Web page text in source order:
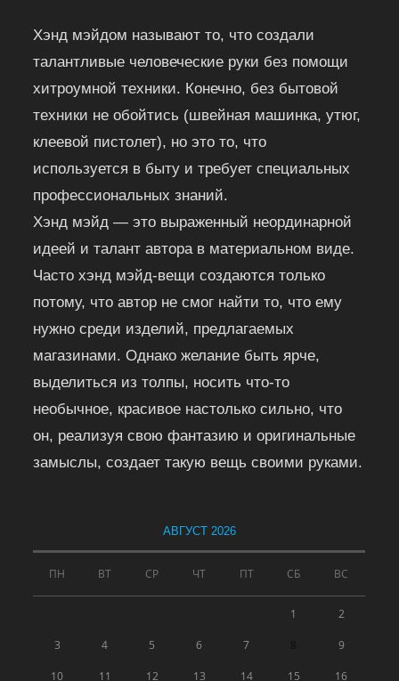
Хэнд мэйдом называют то, что создали
талантливые человеческие руки без помощи
хитроумной техники. Конечно, без бытовой
техники не обойтись (швейная машинка, утюг,
клеевой пистолет), но это то, что
используется в быту и требует специальных
профессиональных знаний.
Хэнд мэйд — это выраженный неординарной
идеей и талант автора в материальном виде.
Часто хэнд мэйд-вещи создаются только
потому, что автор не смог найти то, что ему
нужно среди изделий, предлагаемых
магазинами. Однако желание быть ярче,
выделиться из толпы, носить что-то
необычное, красивое настолько сильно, что
он, реализуя свою фантазию и оригинальные
замыслы, создает такую вещь своими руками.
АВГУСТ 2026
ПН ВТ СР ЧТ ПТ СБ ВС
1 2
3 4 5 6 7 9
10 11 12 13 14 15 16